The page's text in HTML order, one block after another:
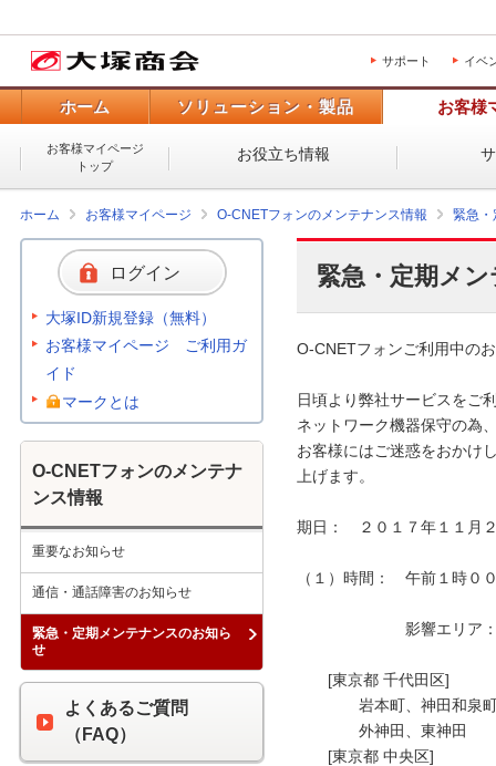
サポート イベ
ホーム ソリューション・製品 お客様
お客様マイページ
トップ
お役立ち情報
ホーム お客様マイページ O-CNETフォンのメンテナンス情報 緊急・
緊急・定期メ
O-CNETフォンご利用中の
日頃より弊社サービスをご
ネットワーク機器保守の為
お客様にはご迷惑をおかけ
上げます。
期日：　２０１７年１１月
（１）時間：　午前１時０
影響エリア：　下記
[東京都 千代田区]
岩本町、神田和泉町、
外神田、東神田
[東京都 中央区]
ログイン
大塚ID新規登録（無料）
お客様マイページ ご利用ガ
イド
マークとは
O-CNETフォンのメンテナ
ンス情報
重要なお知らせ
通信・通話障害のお知らせ
緊急・定期メンテナンスのお知ら
せ
よくあるご質問
（FAQ）